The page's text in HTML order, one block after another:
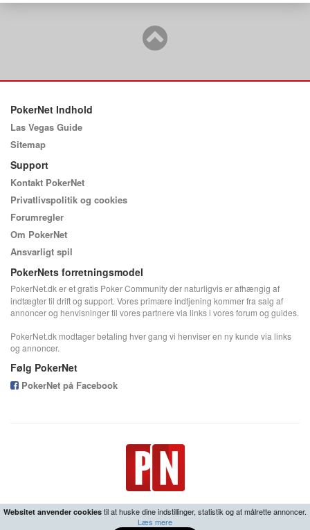
PokerNet Indhold
Las Vegas Guide
Sitemap
Support
Kontakt PokerNet
Privatlivspolitik og cookies
Forumregler
Om PokerNet
Ansvarligt spil
PokerNets forretningsmodel
PokerNet.dk er et gratis Poker Community der naturligvis er afhængig af
indtægter til drift og support. Vores primære indtjening kommer fra salg af
annoncer og henvisninger til vores partnere via links i vores forum og guides.
PokerNet.dk modtager betaling hver gang vi henviser en ny kunde via links
og annoncer.
Følg PokerNet
PokerNet på Facebook
Websitet anvender cookies til at huske dine indstillinger, statistik og at målrette annoncer.
Læs mere